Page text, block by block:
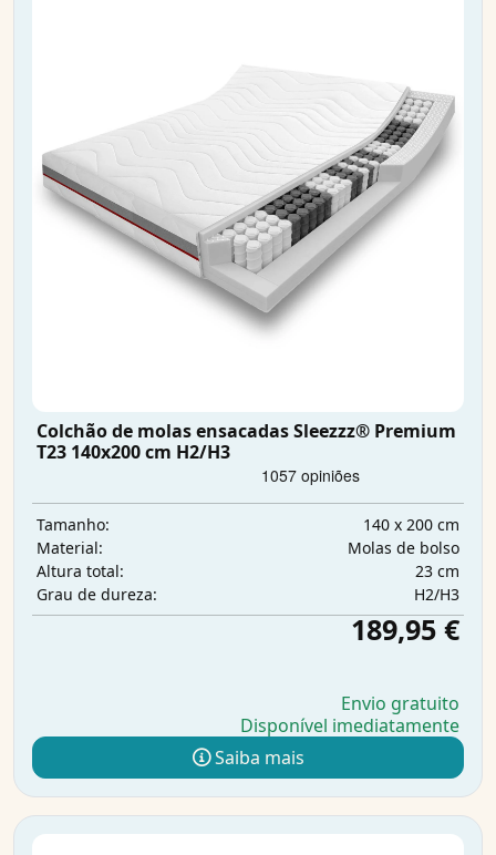
Colchão de molas ensacadas Sleezzz® Premium
T23 140x200 cm H2/H3
Tamanho:
140 x 200 cm
Material:
Molas de bolso
Altura total:
23 cm
Grau de dureza:
H2/H3
189,95 €
Envio gratuito
Disponível imediatamente
Saiba mais